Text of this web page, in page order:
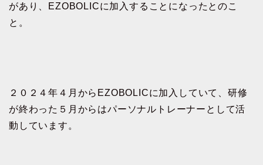
があり、EZOBOLICに加入することになったとのこ
と。
２０２４年４月からEZOBOLICに加入していて、研修
が終わった５月からはパーソナルトレーナーとして活
動しています。